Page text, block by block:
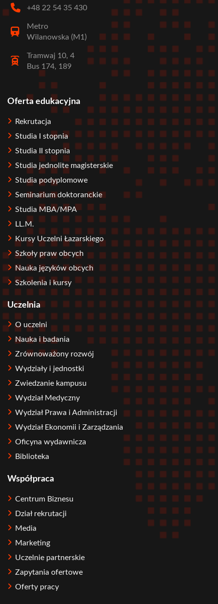
+48 22 54 35 430
Metro
Wilanowska (M1)
Tramwaj 10, 4
Bus 174, 189
Stopka
Oferta edukacyjna
Rekrutacja
Studia I stopnia
Studia II stopnia
Studia jednolite magisterskie
Studia podyplomowe
Seminarium doktoranckie
Studia MBA/MPA
LL.M.
Kursy Uczelni Łazarskiego
Szkoły praw obcych
Nauka języków obcych
Szkolenia i kursy
Uczelnia
O uczelni
Nauka i badania
Zrównoważony rozwój
Wydziały i jednostki
Zwiedzanie kampusu
Wydział Medyczny
Wydział Prawa i Administracji
Wydział Ekonomii i Zarządzania
Oficyna wydawnicza
Biblioteka
Współpraca
Centrum Biznesu
Dział rekrutacji
Media
Marketing
Uczelnie partnerskie
Zapytania ofertowe
Oferty pracy